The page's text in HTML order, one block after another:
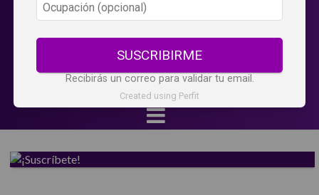
SUSCRIBIRME
Recibirás un correo para validar tu email.
Created using Perfit